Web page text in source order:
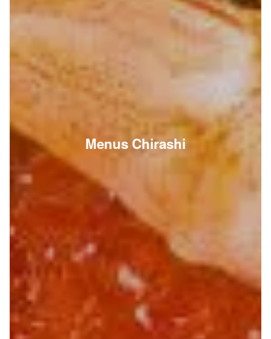
Menus Chirashi